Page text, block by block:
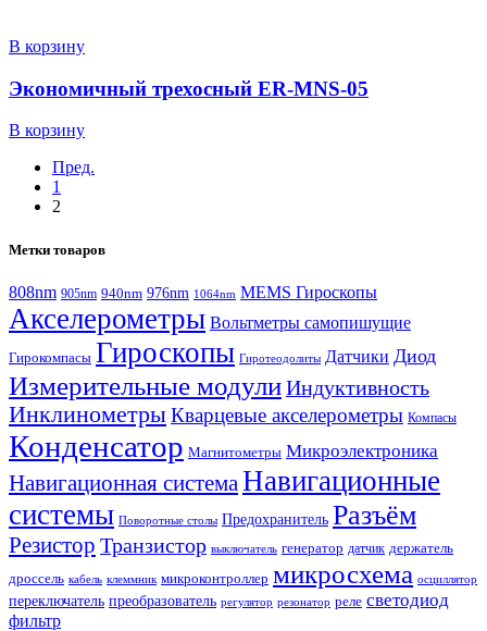
В корзину
Экономичный трехосный ER-MNS-05
В корзину
Пред.
1
2
Метки товаров
808nm 905nm 940nm 976nm 1064nm MEMS Гироскопы
Акселерометры Вольтметры самопишущие
Гирокомпасы Гироскопы Гиротеодолиты Датчики Диод
Измерительные модулиИндуктивность
ИнклинометрыКварцевые акселерометры Компасы
Конденсатор Магнитометры Микроэлектроника
Навигационная система Навигационные
системы Поворотные столы Предохранитель Разъём
Резистор Транзистор выключатель генератор датчик держатель
дроссель кабель клеммник микроконтроллер микросхема осциллятор
переключатель преобразователь регулятор резонатор реле светодиод
фильтр